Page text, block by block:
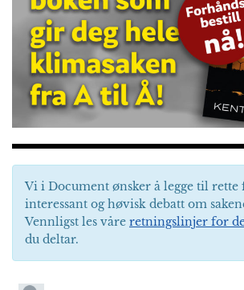
Vi i Document ønsker å legge til rette
interessant og høvisk debatt om
Vennligst les våre retningslinjer for
du deltar.